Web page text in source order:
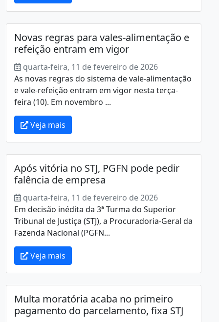
Novas regras para vales-alimentação e
refeição entram em vigor
quarta-feira, 11 de fevereiro de 2026
As novas regras do sistema de vale-alimentação
e vale-refeição entram em vigor nesta terça-
feira (10). Em novembro ...
Veja mais
Após vitória no STJ, PGFN pode pedir
falência de empresa
quarta-feira, 11 de fevereiro de 2026
Em decisão inédita da 3ª Turma do Superior
Tribunal de Justiça (STJ), a Procuradoria-Geral da
Fazenda Nacional (PGFN...
Veja mais
Multa moratória acaba no primeiro
pagamento do parcelamento, fixa STJ